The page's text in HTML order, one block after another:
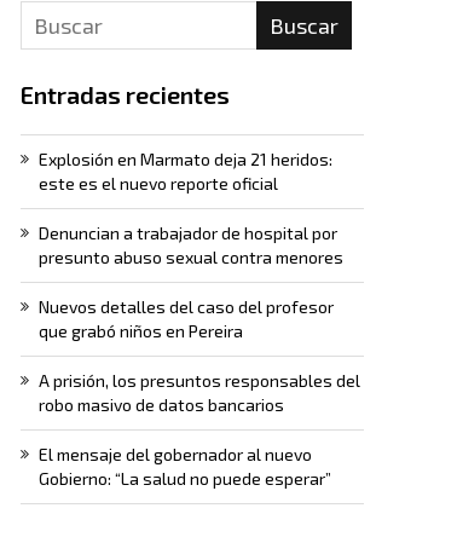
Buscar
Entradas recientes
Explosión en Marmato deja 21 heridos:
este es el nuevo reporte oficial
Denuncian a trabajador de hospital por
presunto abuso sexual contra menores
Nuevos detalles del caso del profesor
que grabó niños en Pereira
A prisión, los presuntos responsables del
robo masivo de datos bancarios
El mensaje del gobernador al nuevo
Gobierno: “La salud no puede esperar”